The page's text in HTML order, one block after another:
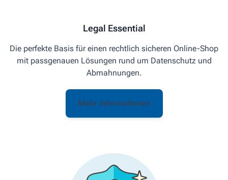
Legal Essential
Die perfekte Basis für einen recht­lich sicheren Online-Shop
mit pass­genauen Lösungen rund um Daten­schutz und
Abmahnungen.
Mehr Informationen